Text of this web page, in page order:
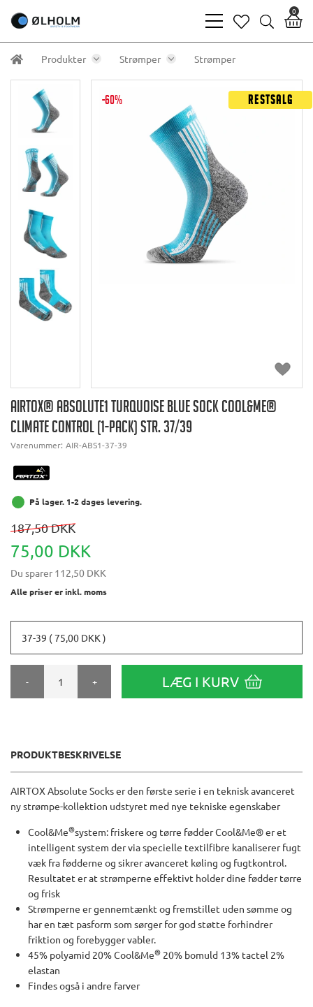
bars
light
heart
search
0
Produkter Strømper Strømper
-60% Restsalg
AIRTOX® ABSOLUTE1 TURQUOISE BLUE SOCK COOL&ME®
CLIMATE CONTROL (1-PACK) STR. 37/39
Varenummer: AIR-ABS1-37-39
På lager. 1-2 dages levering.
187,50 DKK
75,00 DKK
Du sparer 112,50 DKK
Alle priser er inkl. moms
37-39 ( 75,00 DKK )
- + LÆG I KURV
PRODUKTBESKRIVELSE
AIRTOX Absolute Socks er den første serie i en teknisk avanceret
ny strømpe-kollektion udstyret med nye tekniske egenskaber
Cool&Me®system: friskere og tørre fødder Cool&Me® er et
intelligent system der via specielle textilfibre kanaliserer fugt
væk fra fødderne og sikrer avanceret køling og fugtkontrol.
Resultatet er at strømperne effektivt holder dine fødder tørre
og frisk
Strømperne er gennemtænkt og fremstillet uden sømme og
har en tæt pasform som sørger for god støtte forhindrer
friktion og forebygger vabler.
45% polyamid 20% Cool&Me® 20% bomuld 13% tactel 2%
elastan
Findes også i andre farver